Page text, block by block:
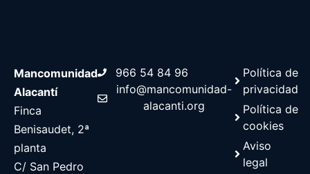
Mancomunidad
Alacantí
Finca
Benisaudet, 2ª
planta
C/ San Pedro
966 54 84 96
info@mancomunidad-
alacanti.org
Política de
privacidad
Política de
cookies
Aviso
legal